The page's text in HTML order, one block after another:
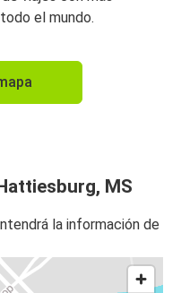
el mundo.
MS
la información de